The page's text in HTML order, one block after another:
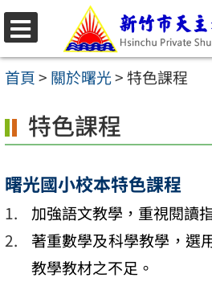
跳
至
主
內
容
區
選
單
首頁> 關於曙光>特色課程
特色課程
曙光國小校本特色課程
加強語文教學，重視閱讀
著重數學及科學教學，選
教學教材之不足。